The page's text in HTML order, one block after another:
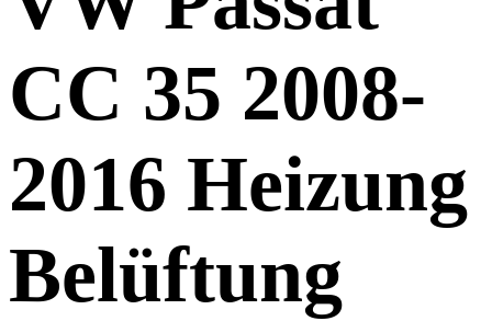
CC 35 2008-
2016 Heizung
Belüftung